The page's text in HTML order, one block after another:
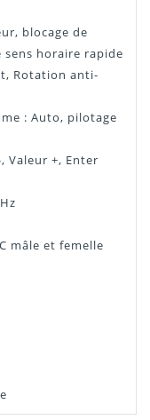
blocage de
horaire rapide
Rotation anti-
: Auto, pilotage
Valeur +, Enter
mâle et femelle